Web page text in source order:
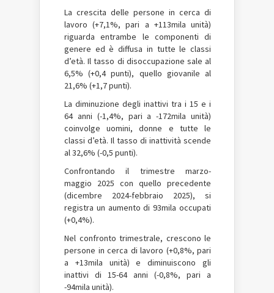
La crescita delle persone in cerca di
lavoro (+7,1%, pari a +113mila unità)
riguarda entrambe le componenti di
genere ed è diffusa in tutte le classi
d’età. Il tasso di disoccupazione sale al
6,5% (+0,4 punti), quello giovanile al
21,6% (+1,7 punti).
La diminuzione degli inattivi tra i 15 e i
64 anni (-1,4%, pari a -172mila unità)
coinvolge uomini, donne e tutte le
classi d’età. Il tasso di inattività scende
al 32,6% (-0,5 punti).
Confrontando il trimestre marzo-
maggio 2025 con quello precedente
(dicembre 2024-febbraio 2025), si
registra un aumento di 93mila occupati
(+0,4%).
Nel confronto trimestrale, crescono le
persone in cerca di lavoro (+0,8%, pari
a +13mila unità) e diminuiscono gli
inattivi di 15-64 anni (-0,8%, pari a
-94mila unità).